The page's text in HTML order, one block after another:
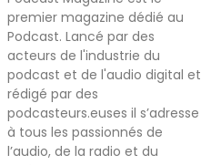
premier magazine dédié au
Podcast. Lancé par des
acteurs de l'industrie du
podcast et de l'audio digital et
rédigé par des
podcasteurs.euses il s’adresse
à tous les passionnés de
l’audio, de la radio et du